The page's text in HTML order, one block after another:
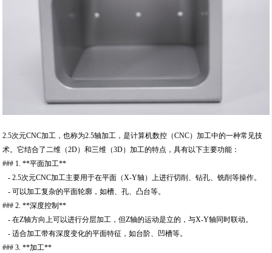
2.5次元CNC加工，也称为2.5轴加工，是计算机数控（CNC）加工中的一种常见技
术。它结合了二维（2D）和三维（3D）加工的特点，具有以下主要功能：
### 1. **平面加工**
- 2.5次元CNC加工主要用于在平面（X-Y轴）上进行切削、钻孔、铣削等操作。
- 可以加工复杂的平面轮廓，如槽、孔、凸台等。
### 2. **深度控制**
- 在Z轴方向上可以进行分层加工，但Z轴的运动是立的，与X-Y轴同时联动。
- 适合加工带有深度变化的平面特征，如台阶、凹槽等。
### 3. **加工**